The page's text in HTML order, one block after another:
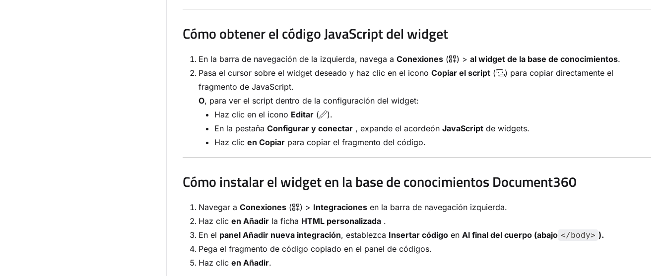
Cómo obtener el código JavaScript del widget
En la barra de navegación de la izquierda, navega a Conexiones ( ) > al widget de la base de conocimientos.
Pasa el cursor sobre el widget deseado y haz clic en el icono Copiar el script (
) para copiar directamente el
fragmento de JavaScript.
O, para ver el script dentro de la configuración del widget:
Haz clic en el icono Editar (
).
En la pestaña Configurar y conectar , expande el acordeón JavaScript de widgets.
Haz clic en Copiar para copiar el fragmento del código.
Cómo instalar el widget en la base de conocimientos Document360
Navegar a Conexiones ( ) > Integraciones en la barra de navegación izquierda.
Haz clic en Añadir la ficha HTML personalizada .
En el panel Añadir nueva integración, establezca Insertar código en Al final del cuerpo (abajo </body> ).
Pega el fragmento de código copiado en el panel de códigos.
Haz clic en Añadir.